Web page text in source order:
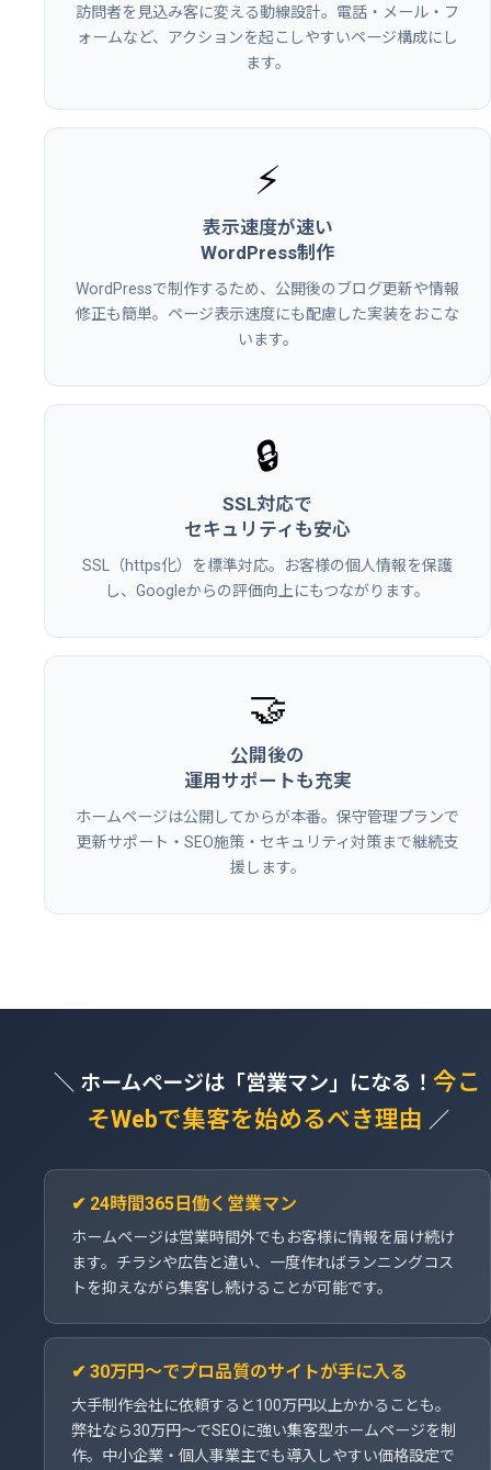
訪問者を見込み客に変える動線設計。電話・メール・フ
ォームなど、アクションを起こしやすいページ構成にし
ます。
⚡
表示速度が速い
WordPress制作
WordPressで制作するため、公開後のブログ更新や情報
修正も簡単。ページ表示速度にも配慮した実装をおこな
います。
🔒
SSL対応で
セキュリティも安心
SSL（https化）を標準対応。お客様の個人情報を保護
し、Googleからの評価向上にもつながります。
🤝
公開後の
運用サポートも充実
ホームページは公開してからが本番。保守管理プランで
更新サポート・SEO施策・セキュリティ対策まで継続支
援します。
＼ ホームページは「営業マン」になる！ 今こ
そWebで集客を始めるべき理由 ／
✔ 24時間365日働く営業マン
ホームページは営業時間外でもお客様に情報を届け続け
ます。チラシや広告と違い、一度作ればランニングコス
トを抑えながら集客し続けることが可能です。
✔ 30万円～でプロ品質のサイトが手に入る
大手制作会社に依頼すると100万円以上かかることも。
弊社なら30万円～でSEOに強い集客型ホームページを制
作。中小企業・個人事業主でも導入しやすい価格設定で